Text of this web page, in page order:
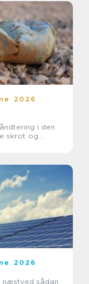
2026
i den
skrot og
2026
sådan